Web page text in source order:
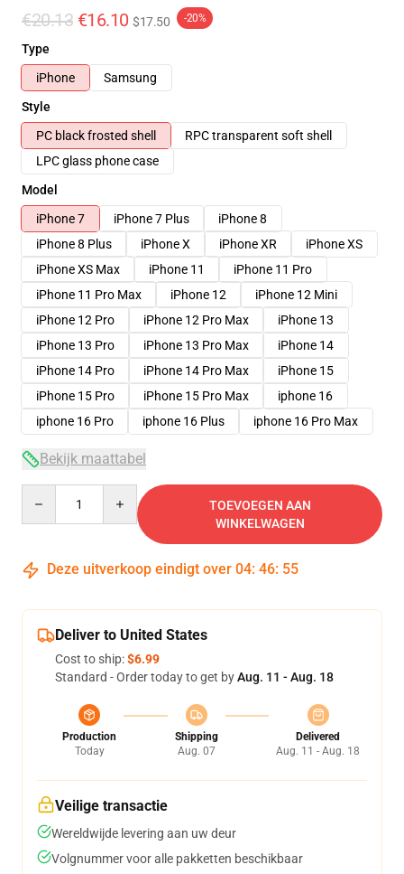
€20.13 €16.10 $17.50 -20%
Type
iPhone
Samsung
Style
PC black frosted shell
RPC transparent soft shell
LPC glass phone case
Model
iPhone 7
iPhone 7 Plus
iPhone 8
iPhone 8 Plus
iPhone X iPhone XR
iPhone XS
iPhone XS Max
iPhone 11
iPhone 11 Pro
iPhone 11 Pro Max
iPhone 12
iPhone 12 Mini
iPhone 12 Pro
iPhone 12 Pro Max
iPhone 13
iPhone 13 Pro
iPhone 13 Pro Max
iPhone 14
iPhone 14 Pro
iPhone 14 Pro Max
iPhone 15
iPhone 15 Pro
iPhone 15 Pro Max
iphone 16
iphone 16 Pro
iphone 16 Plus iphone 16 Pro Max
Bekijk maattabel
TOEVOEGEN AAN
WINKELWAGEN
Deze uitverkoop eindigt over 04: 46: 54
Deliver to United States
Cost to ship:$6.99
Standard - Order today to get byAug. 11 - Aug. 18
Production
Today
Shipping
Aug. 07
Delivered
Aug. 11 - Aug. 18
Veilige transactie
Wereldwijde levering aan uw deur
Volgnummer voor alle pakketten beschikbaar